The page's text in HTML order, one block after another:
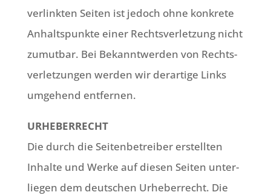
ver­link­ten Sei­ten ist jedoch ohne kon­kre­te
Anhalts­punk­te einer Rechts­ver­let­zung nicht
zumut­bar. Bei Bekannt­wer­den von Rechts­
ver­let­zun­gen wer­den wir der­ar­ti­ge Links
umge­hend entfernen.
URHEBERRECHT
Die durch die Sei­ten­be­trei­ber erstell­ten
Inhal­te und Wer­ke auf die­sen Sei­ten unter­
lie­gen dem deut­schen Urhe­ber­recht. Die